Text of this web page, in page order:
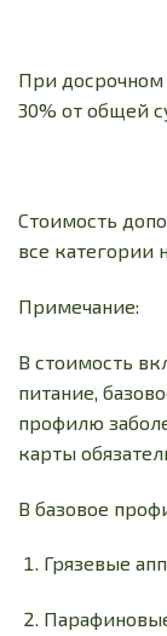
При досрочном
30% от общей
Стоимость
все категории
Примечание:
В стоимость
питание,
профилю
карты
В базовое
Грязевые